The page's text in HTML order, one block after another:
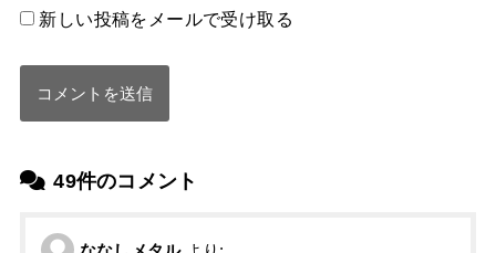
49件のコメント
新しい投稿をメールで受け取る